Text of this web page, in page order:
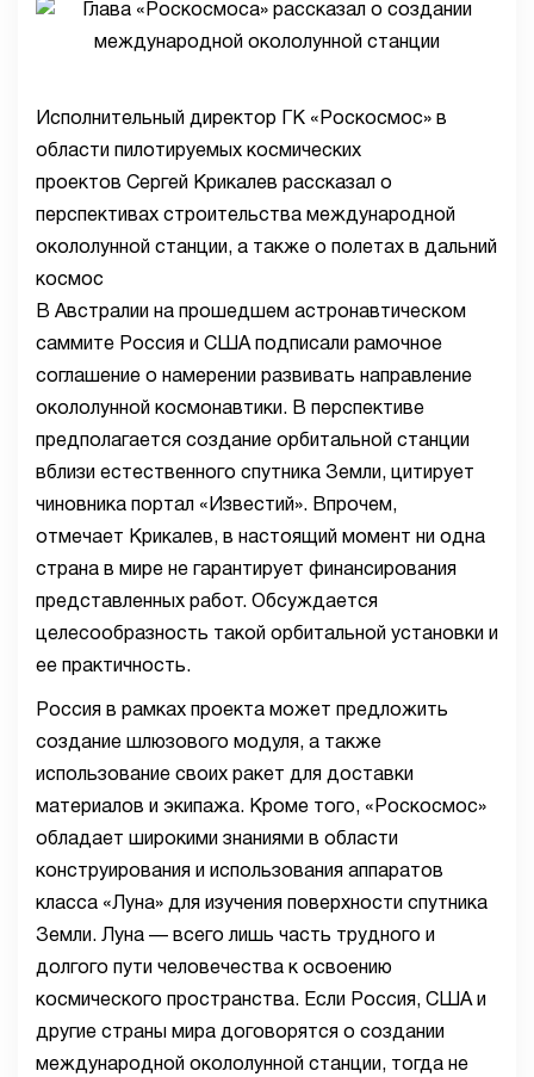
Исполнительный директор ГК «Роскосмос» в
области пилотируемых космических
проектов Сергей Крикалев рассказал о
перспективах строительства международной
окололунной станции, а также о полетах в дальний
космос
В Австралии на прошедшем астронавтическом
саммите Россия и США подписали рамочное
соглашение о намерении развивать направление
окололунной космонавтики. В перспективе
предполагается создание орбитальной станции
вблизи естественного спутника Земли, цитирует
чиновника портал «Известий». Впрочем,
отмечает Крикалев, в настоящий момент ни одна
страна в мире не гарантирует финансирования
представленных работ. Обсуждается
целесообразность такой орбитальной установки и
ее практичность.
Россия в рамках проекта может предложить
создание шлюзового модуля, а также
использование своих ракет для доставки
материалов и экипажа. Кроме того, «Роскосмос»
обладает широкими знаниями в области
конструирования и использования аппаратов
класса «Луна» для изучения поверхности спутника
Земли. Луна — всего лишь часть трудного и
долгого пути человечества к освоению
космического пространства. Если Россия, США и
другие страны мира договорятся о создании
международной окололунной станции, тогда не